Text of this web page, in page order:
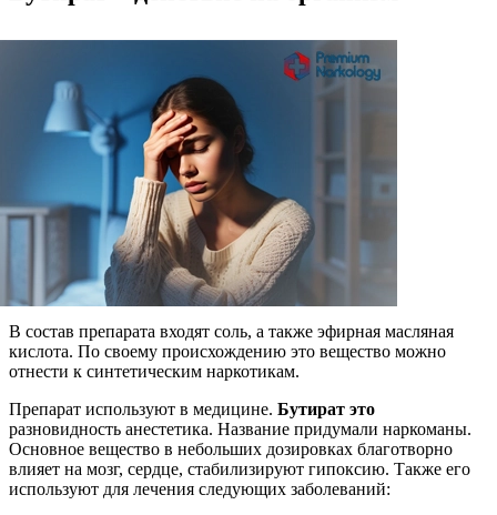
В состав препарата входят соль, а также эфирная масляная
кислота. По своему происхождению это вещество можно
отнести к синтетическим наркотикам.
Препарат используют в медицине. Бутират это
разновидность анестетика. Название придумали наркоманы.
Основное вещество в небольших дозировках благотворно
влияет на мозг, сердце, стабилизируют гипоксию. Также его
используют для лечения следующих заболеваний: